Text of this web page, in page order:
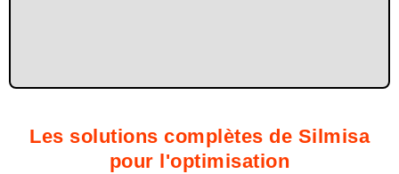
Les solutions complètes de Silmisa
pour l'optimisation